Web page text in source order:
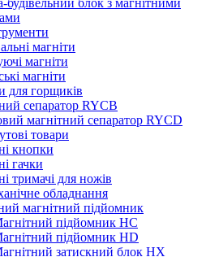
будівельний блок з магнітними
магніти
магніти
магніти
для горщиків
сепаратор RYCB
магнітний сепаратор RYCD
товари
кнопки
гачки
тримачі для ножів
обладнання
магнітний підйомник
підйомник HC
підйомник HD
затискний блок HX